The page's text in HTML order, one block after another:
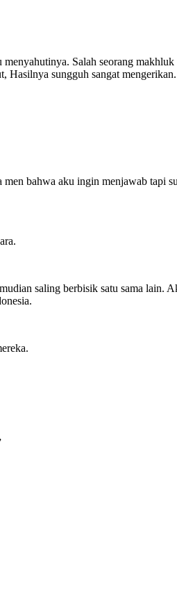
Salah seorang
Hasilnya sungguh sangat
bahwa aku ingin menjawab tapi
saling berbisik satu sama lain.